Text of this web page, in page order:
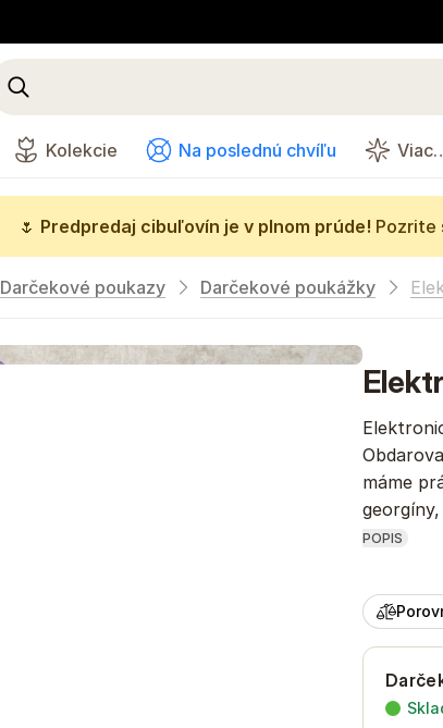
Kolekcie Na poslednú chvíľu
🌷 Predpredaj cibuľovín je v plnom prúde! Pozrite
Darčekové poukazy Darčekové poukážky
máme
POPIS